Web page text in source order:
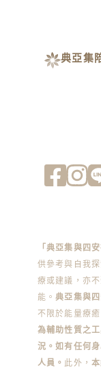
典亞集
「典亞集與四安
供參考與自我
療或建議，亦
能。典亞集與
不限於能量療
為輔助性質之
況。如有任何
人員。 此外，